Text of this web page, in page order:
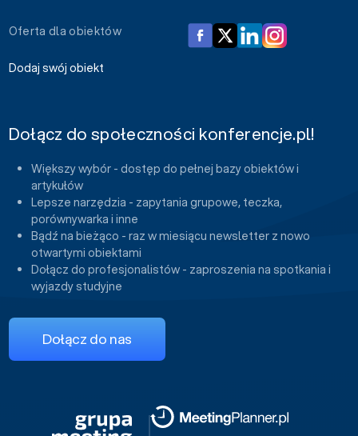
Oferta dla obiektów
Dodaj swój obiekt
Dołącz do społeczności konferencje.pl!
Większy wybór - dostęp do pełnej bazy obiektów i
artykułów
Lepsze narzędzia - zapytania grupowe, teczka,
porównywarka i inne
Bądź na bieżąco - raz w miesiącu newsletter z nowo
otwartymi obiektami
Dołącz do profesjonalistów - zaproszenia na spotkania i
wyjazdy studyjne
Dołącz do nas